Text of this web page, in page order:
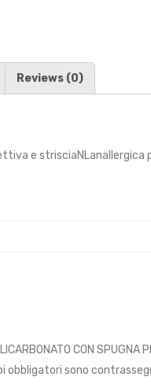
Reviews (0)
e strisciaNLanallergica
CON SPUGNA
obbligatori sono